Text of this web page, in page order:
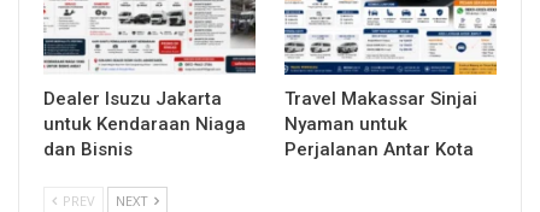
Dealer Isuzu Jakarta
untuk Kendaraan Niaga
dan Bisnis
Travel Makassar Sinjai
Nyaman untuk
Perjalanan Antar Kota
PREV NEXT